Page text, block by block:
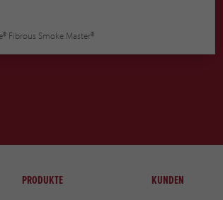
Fibrous Smoke Master®
PRODUKTE KUNDEN